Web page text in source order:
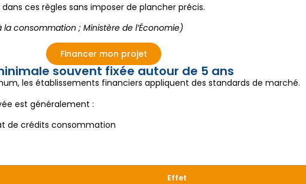
ces règles sans imposer de plancher précis.
consommation ; Ministère de l’Économie)
Financer mon projet
souvent fixée autour de 5 ans
les établissements financiers appliquent des standards de marché.
est généralement :
de crédits consommation
Effet